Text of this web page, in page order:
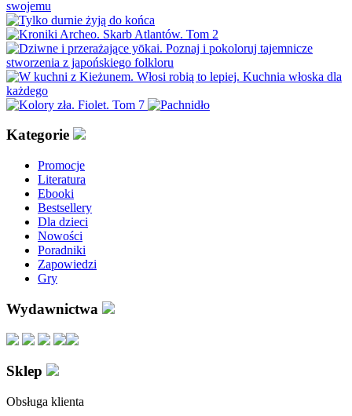
Kategorie
Promocje
Literatura
Ebooki
Bestsellery
Dla dzieci
Nowości
Poradniki
Zapowiedzi
Gry
Wydawnictwa
Sklep
Obsługa klienta